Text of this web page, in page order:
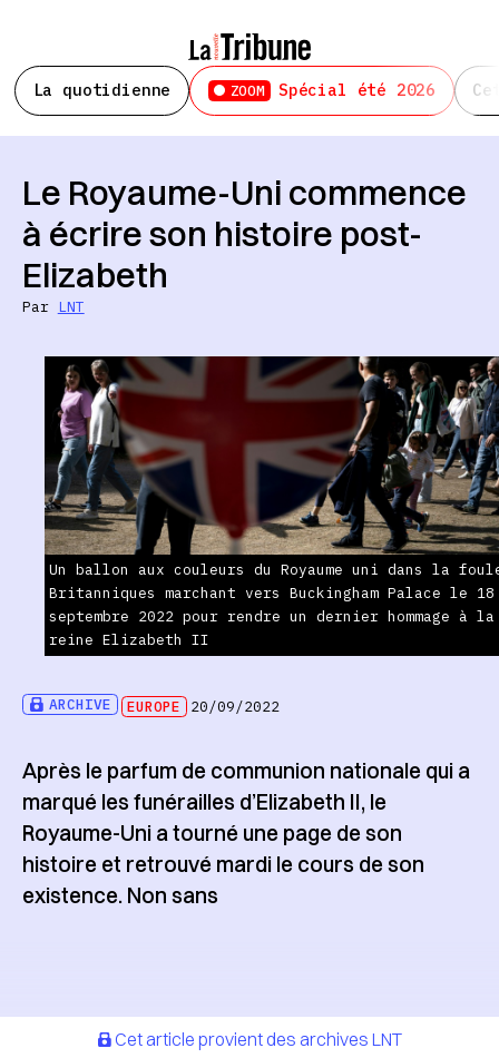
La quotidienne ZOOM Spécial été 2026
ARCHIVE EUROPE 20/09/2022
Le Royaume-Uni commence
à écrire son histoire post-
Elizabeth
Par LNT
Un ballon aux couleurs du Royaume uni dans la
Britanniques marchant vers Buckingham Palace le 18
septembre 2022 pour rendre un dernier hommage à la
reine Elizabeth II
Après le parfum de communion nationale qui a
marqué les funérailles d’Elizabeth II, le
Royaume-Uni a tourné une page de son
histoire et retrouvé mardi le cours de son
existence. Non sans
Cet article provient des archives LNT